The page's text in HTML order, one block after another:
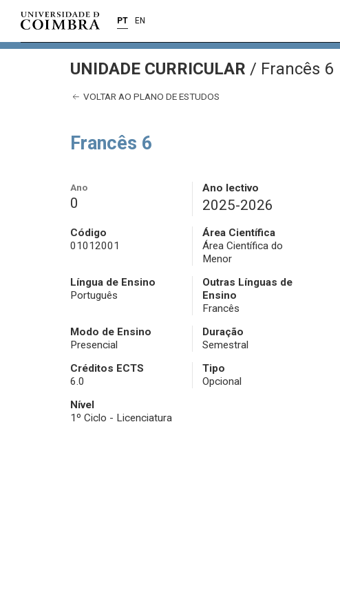
PT EN
UNIDADE CURRICULAR / Francês 6
VOLTAR AO PLANO DE ESTUDOS
Francês 6
Ano
0
Ano lectivo
2025-2026
Código
01012001
Área Científica
Área Científica do
Menor
Língua de Ensino
Português
Outras Línguas de
Ensino
Francês
Modo de Ensino
Presencial
Duração
Semestral
Créditos ECTS
6.0
Tipo
Opcional
Nível
1º Ciclo - Licenciatura